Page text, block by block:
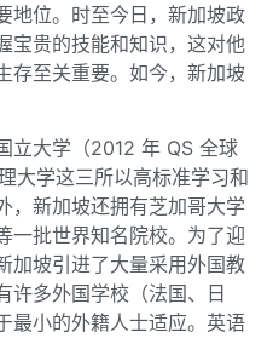
地位。时至今日，新加坡政
宝贵的技能和知识，这对他
存至关重要。如今，新加坡
立大学（2012 年 QS 全球
大学这三所以高标准学习和
，新加坡还拥有芝加哥大学
一批世界知名院校。为了迎
加坡引进了大量采用外国教
许多外国学校（法国、日
最小的外籍人士适应。英语